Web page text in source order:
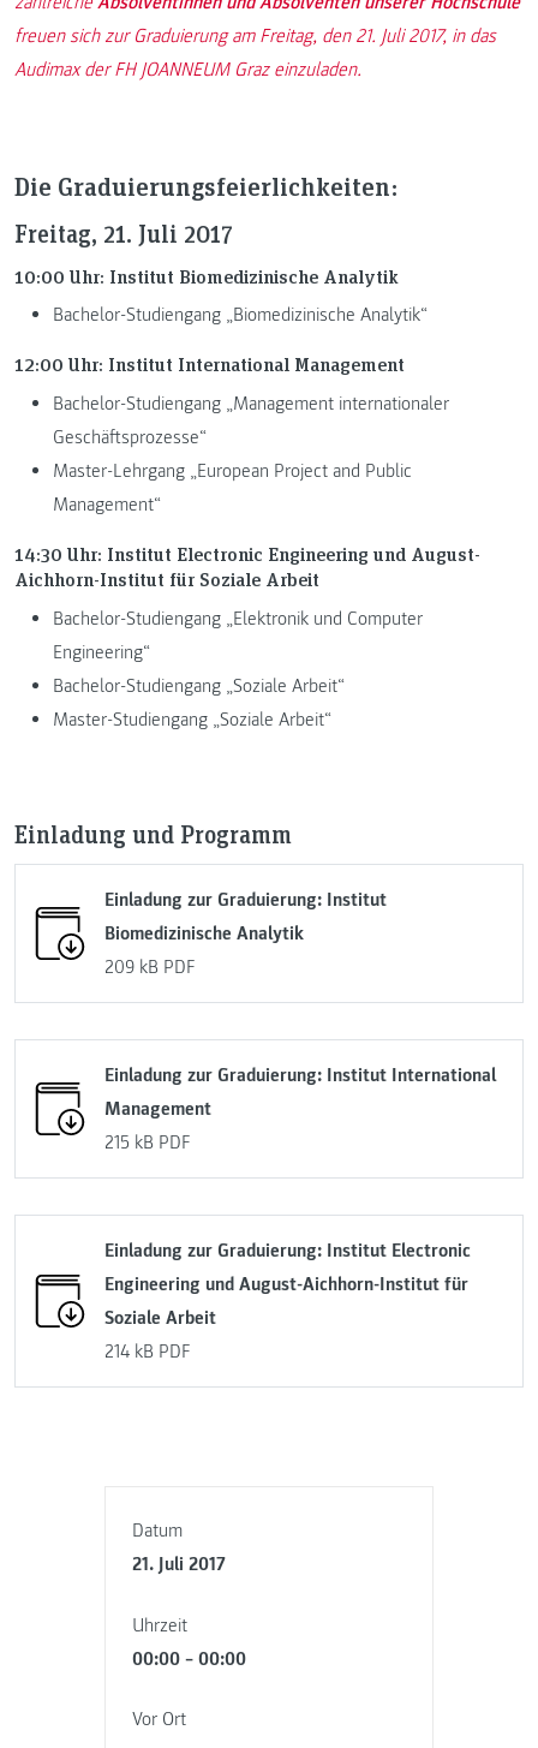
Datum
21. Juli 2017
Uhrzeit
00:00 – 00:00
Vor Ort
freuen sich zur Graduierung am Freitag, den 21. Juli 2017, in das
Audimax der FH JOANNEUM Graz einzuladen.
Die Graduierungsfeierlichkeiten:
Freitag, 21. Juli 2017
10:00 Uhr: Institut Biomedizinische Analytik
Bachelor-Studiengang „Biomedizinische Analytik“
12:00 Uhr: Institut International Management
Bachelor-Studiengang „Management internationaler
Geschäftsprozesse“
Master-Lehrgang „European Project and Public
Management“
14:30 Uhr: Institut Electronic Engineering und August-
Aichhorn-Institut für Soziale Arbeit
Bachelor-Studiengang „Elektronik und Computer
Engineering“
Bachelor-Studiengang „Soziale Arbeit“
Master-Studiengang „Soziale Arbeit“
Einladung und Programm
Einladung zur Graduierung: Institut
Biomedizinische Analytik
209 kB PDF
Einladung zur Graduierung: Institut International
Management
215 kB PDF
Einladung zur Graduierung: Institut Electronic
Engineering und August-Aichhorn-Institut für
Soziale Arbeit
214 kB PDF